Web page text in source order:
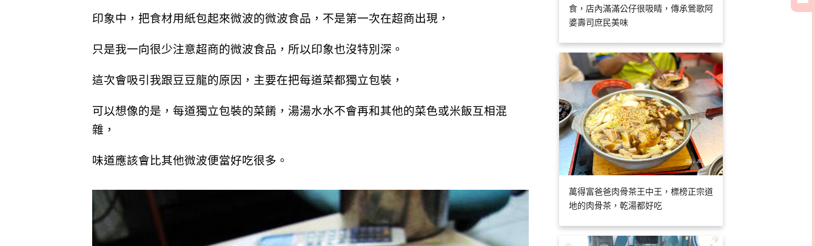
印象中，把食材用紙包起來微波的微波食品，不是第一次在超商出現，
只是我一向很少注意超商的微波食品，所以印象也沒特別深。
這次會吸引我跟豆豆龍的原因，主要在把每道菜都獨立包裝，
可以想像的是，每道獨立包裝的菜餚，湯湯水水不會再和其他的菜色或米飯互相混
雜，
味道應該會比其他微波便當好吃很多。
食，店內滿滿公仔很吸睛，傳承鶯歌阿
婆壽司庶民美味
萬得富爸爸肉骨茶王中王，標榜正宗道
地的肉骨茶，乾湯都好吃